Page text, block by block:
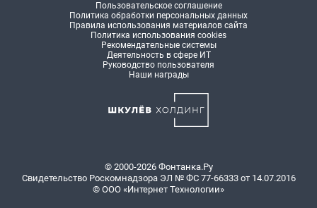
Пользовательское соглашение
Политика обработки персональных данных
Правила использования материалов сайта
Политика использования cookies
Рекомендательные системы
Деятельность в сфере ИТ
Руководство пользователя
Наши награды
© 2000-2026 Фонтанка.Ру
Свидетельство Роскомнадзора ЭЛ № ФС 77-66333 от 14.07.2016
© ООО «Интернет Технологии»